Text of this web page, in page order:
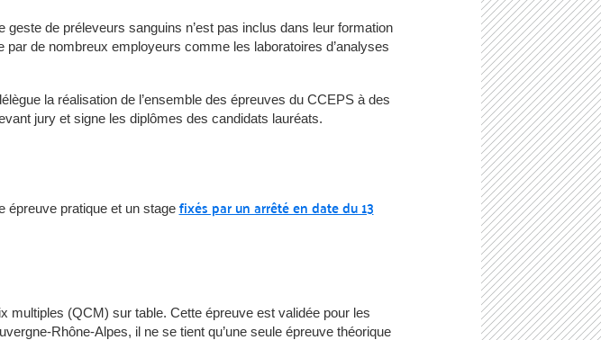
de préleveurs sanguins n’est pas inclus dans leur formation
de nombreux employeurs comme les laboratoires d’analyses
la réalisation de l’ensemble des épreuves du CCEPS à des
jury et signe les diplômes des candidats lauréats.
épreuve pratique et un stage fixés par un arrêté en date du 13
multiples (QCM) sur table. Cette épreuve est validée pour les
Rhône-Alpes, il ne se tient qu’une seule épreuve théorique